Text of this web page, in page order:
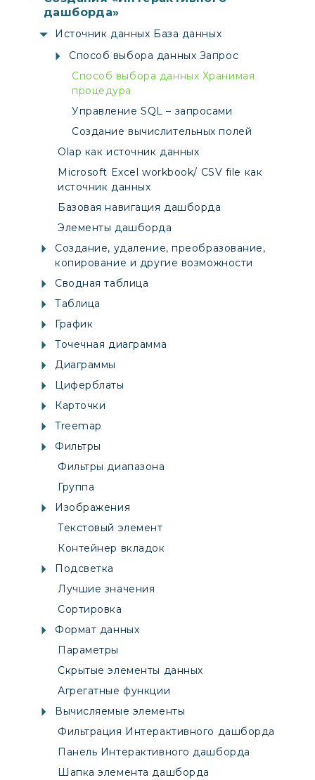
дашборда»
Источник данных База данных
Способ выбора данных Запрос
Способ выбора данных Хранимая
процедура
Управление SQL – запросами
Создание вычислительных полей
Olap как источник данных
Microsoft Excel workbook/ CSV file как
источник данных
Базовая навигация дашборда
Элементы дашборда
Создание, удаление, преобразование,
копирование и другие возможности
Сводная таблица
Таблица
График
Точечная диаграмма
Диаграммы
Циферблаты
Карточки
Treemap
Фильтры
Фильтры диапазона
Группа
Изображения
Текстовый элемент
Контейнер вкладок
Подсветка
Лучшие значения
Сортировка
Формат данных
Параметры
Скрытые элементы данных
Агрегатные функции
Вычисляемые элементы
Фильтрация Интерактивного дашборда
Панель Интерактивного дашборда
Шапка элемента дашборда